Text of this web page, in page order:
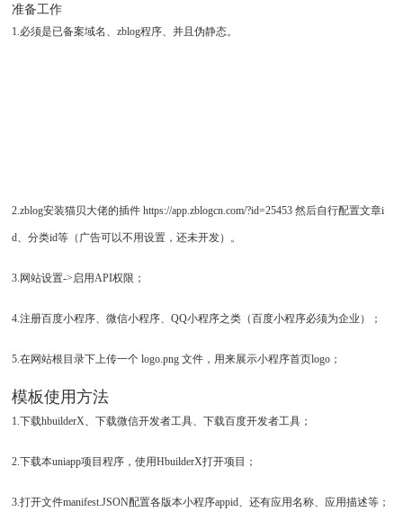
准备工作
1.必须是已备案域名、zblog程序、并且伪静态。
2.zblog安装猫贝大佬的插件 https://app.zblogcn.com/?id=25453 然后自行配置文章i
d、分类id等（广告可以不用设置，还未开发）。
3.网站设置->启用API权限；
4.注册百度小程序、微信小程序、QQ小程序之类（百度小程序必须为企业）；
5.在网站根目录下上传一个 logo.png 文件，用来展示小程序首页logo；
模板使用方法
1.下载hbuilderX、下载微信开发者工具、下载百度开发者工具；
2.下载本uniapp项目程序，使用HbuilderX打开项目；
3.打开文件manifest.JSON配置各版本小程序appid、还有应用名称、应用描述等；